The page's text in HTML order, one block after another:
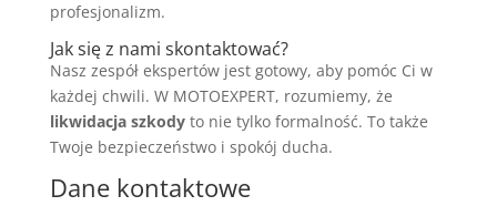
profesjonalizm.
Jak się z nami skontaktować?
Nasz zespół ekspertów jest gotowy, aby pomóc Ci w
każdej chwili. W MOTOEXPERT, rozumiemy, że
likwidacja szkodyto nie tylko formalność. To także
Twoje bezpieczeństwo i spokój ducha.
Dane kontaktowe